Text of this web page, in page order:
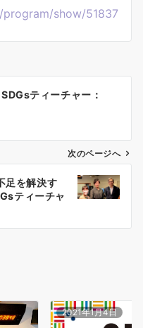
show/51837
ティーチャー：
次のページへ
を解決す
ティーチャ
2021年1月4日